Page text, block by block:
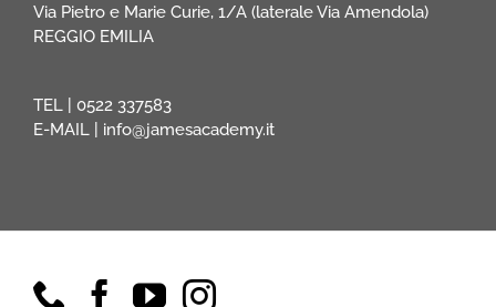
Via Pietro e Marie Curie, 1/A (laterale Via Amendola)
REGGIO EMILIA
TEL | 0522 337583
E-MAIL | info@jamesacademy.it